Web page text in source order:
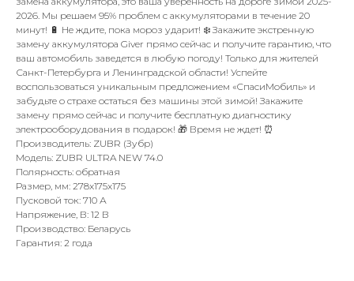
2026. Мы решаем 95% проблем с аккумуляторами в течение 20
минут! 🔋 Не ждите, пока мороз ударит! ❄️ Закажите экстренную
замену аккумулятора Giver прямо сейчас и получите гарантию, что
ваш автомобиль заведется в любую погоду! Только для жителей
Санкт-Петербурга и Ленинградской области! Успейте
воспользоваться уникальным предложением «СпасиМобиль» и
забудьте о страхе остаться без машины этой зимой! Закажите
замену прямо сейчас и получите бесплатную диагностику
электрооборудования в подарок! 🎁 Время не ждет! ⏰
Производитель: ZUBR (Зубр)
Модель: ZUBR ULTRA NEW 74.0
Полярность: обратная
Размер, мм: 278x175x175
Пусковой ток: 710 А
Напряжение, В: 12 В
Производство: Беларусь
Гарантия: 2 года